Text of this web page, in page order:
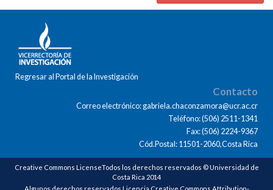
Regresar al Portal de la Investigación
Contacto
Correo electrónico: gabriela.chaconzamora@ucr.ac.cr
Teléfono: (506) 2511-1341
Fax: (506) 2224-9367
Cód.Postal: 11501-2060,Costa Rica
Creative Commons LicenseTodos los derechos reservados © Universidad de
Costa Rica 2014